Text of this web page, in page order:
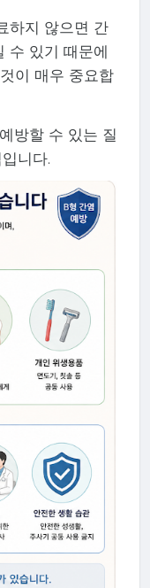
하지 않으면 간
수 있기 때문에
이 매우 중요합
방할 수 있는 질
니다.